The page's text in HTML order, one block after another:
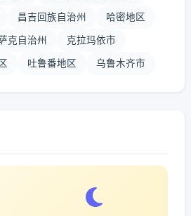
昌吉回族自治州 哈密地区
克自治州 克拉玛依市
吐鲁番地区 乌鲁木齐市